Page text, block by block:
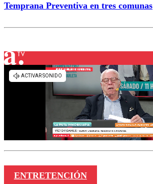
Temprana Preventiva en tres comunas
ENTRETENCIÓN